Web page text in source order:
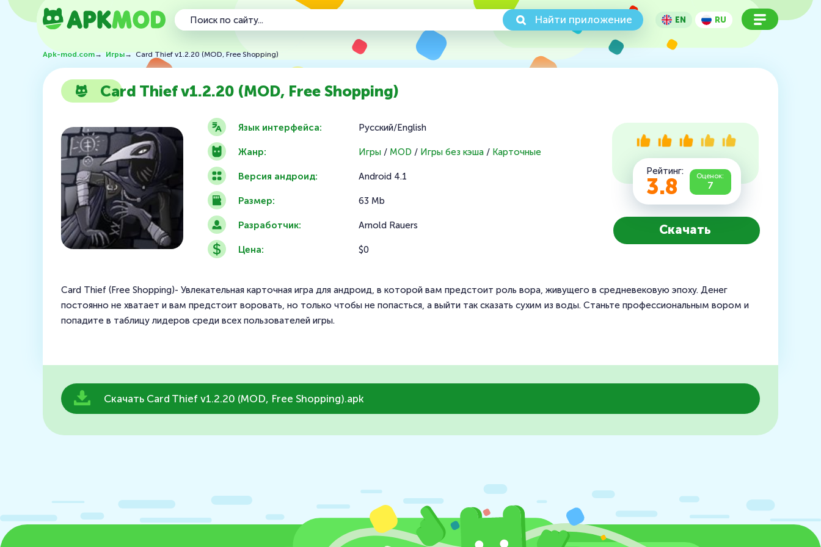
Найти приложение EN RU
Apk-mod.com→Игры→Card Thief v1.2.20 (MOD, Free Shopping)
Card Thief v1.2.20 (MOD, Free Shopping)
Язык интерфейса:
Жанр:
Версия андроид:
Размер:
Разработчик:
Цена:
Русский/English
Игры / MOD / Игры без кэша / Карточные
Android 4.1
63 Mb
Arnold Rauers
$0
Рейтинг:
3.8 Оценок:
7
Скачать
Card Thief (Free Shopping)- Увлекательная карточная игра для андроид, в которой вам предстоит роль вора, живущего в средневековую эпоху. Денег
постоянно не хватает и вам предстоит воровать, но только чтобы не попасться, а выйти так сказать сухим из воды. Станьте профессиональным вором и
попадите в таблицу лидеров среди всех пользователей игры.
Скачать Card Thief v1.2.20 (MOD, Free Shopping).apk